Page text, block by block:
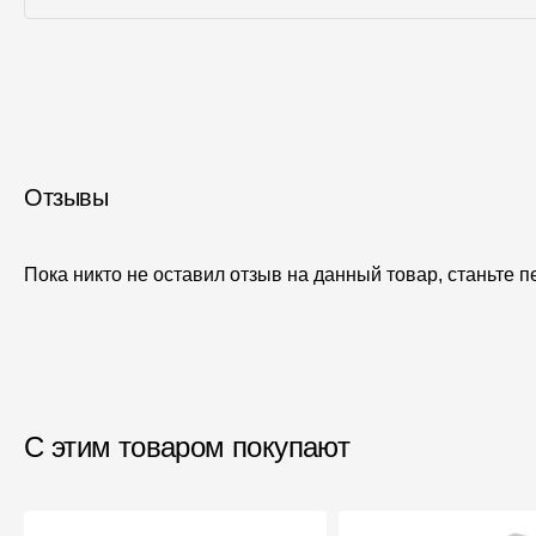
Отзывы
Пока никто не оставил отзыв на данный товар, станьте
С этим товаром покупают